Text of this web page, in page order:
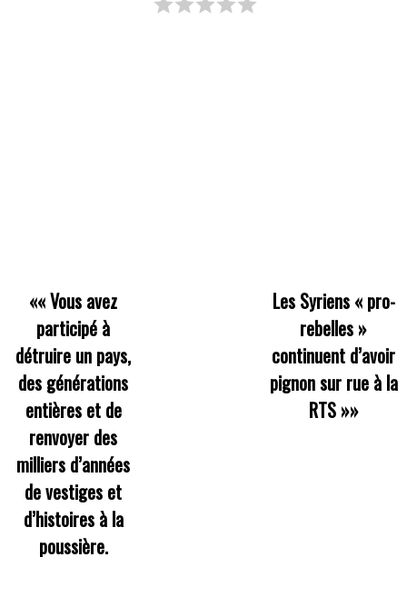
««Vous avez
participé à
détruire un pays,
des générations
entières et de
renvoyer des
milliers d’années
de vestiges et
d’histoires à la
poussière.
Les Syriens « pro-
rebelles »
continuent d’avoir
pignon sur rue à la
RTS»»